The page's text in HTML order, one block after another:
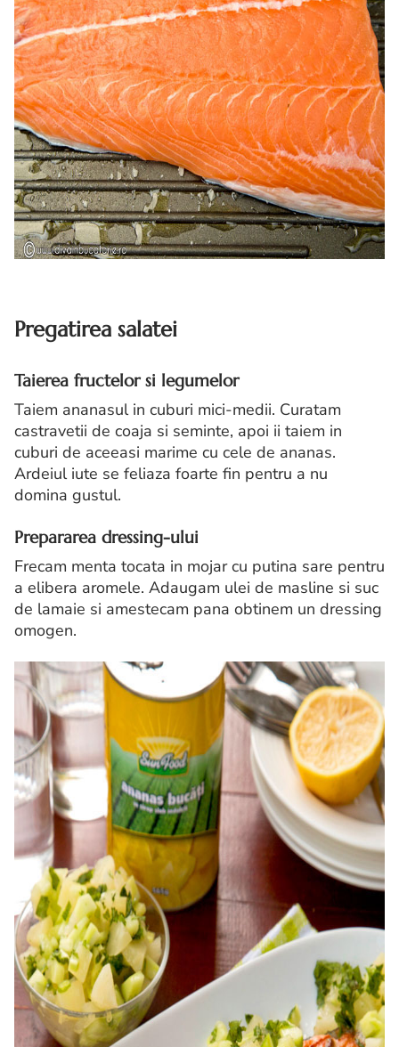
Pregatirea salatei
Taierea fructelor si legumelor
Taiem ananasul in cuburi mici-medii. Curatam
castravetii de coaja si seminte, apoi ii taiem in
cuburi de aceeasi marime cu cele de ananas.
Ardeiul iute se feliaza foarte fin pentru a nu
domina gustul.
Prepararea dressing-ului
Frecam menta tocata in mojar cu putina sare pentru
a elibera aromele. Adaugam ulei de masline si suc
de lamaie si amestecam pana obtinem un dressing
omogen.